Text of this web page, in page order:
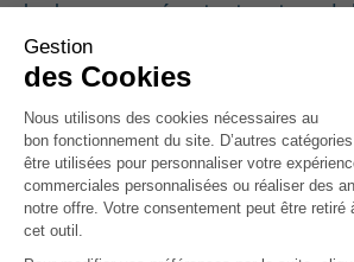
les hommes présentant un taux de
chez lesquels des modifications
recherchées dans l’ADN de
l’urine. Cet ADN est analysé par
sophistiquées de séquençage afin
anomalies génétiques précises
d’un cancer de la prostate. Si les
résultats se confirment, ces
pourraient être intégrés dans de